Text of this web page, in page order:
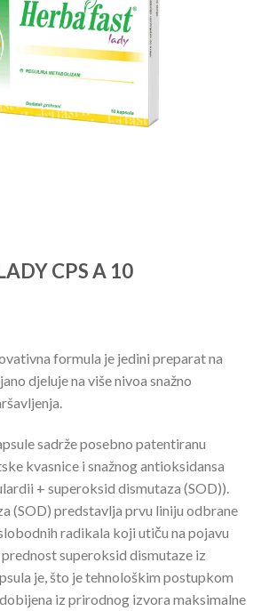
CPS A 10
formula je jedini preparat na
djeluje na više nivoa snažno
sadrže posebno patentiranu
kvasnice i snažnog antioksidansa
+ superoksid dismutaza (SOD)).
(SOD) predstavlja prvu liniju odbrane
radikala koji utiču na pojavu
superoksid dismutaze iz
je, što je tehnološkim postupkom
iz prirodnog izvora maksimalne